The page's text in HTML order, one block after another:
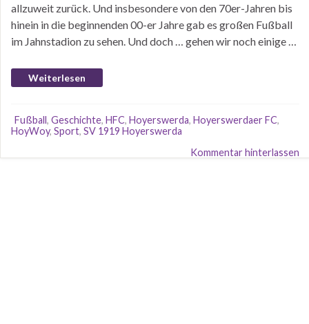
allzuweit zurück. Und insbesondere von den 70er-Jahren bis
hinein in die beginnenden 00-er Jahre gab es großen Fußball
im Jahnstadion zu sehen. Und doch … gehen wir noch einige …
Weiterlesen
Fußball, Geschichte, HFC, Hoyerswerda, Hoyerswerdaer FC,
HoyWoy, Sport, SV 1919 Hoyerswerda
Kommentar hinterlassen